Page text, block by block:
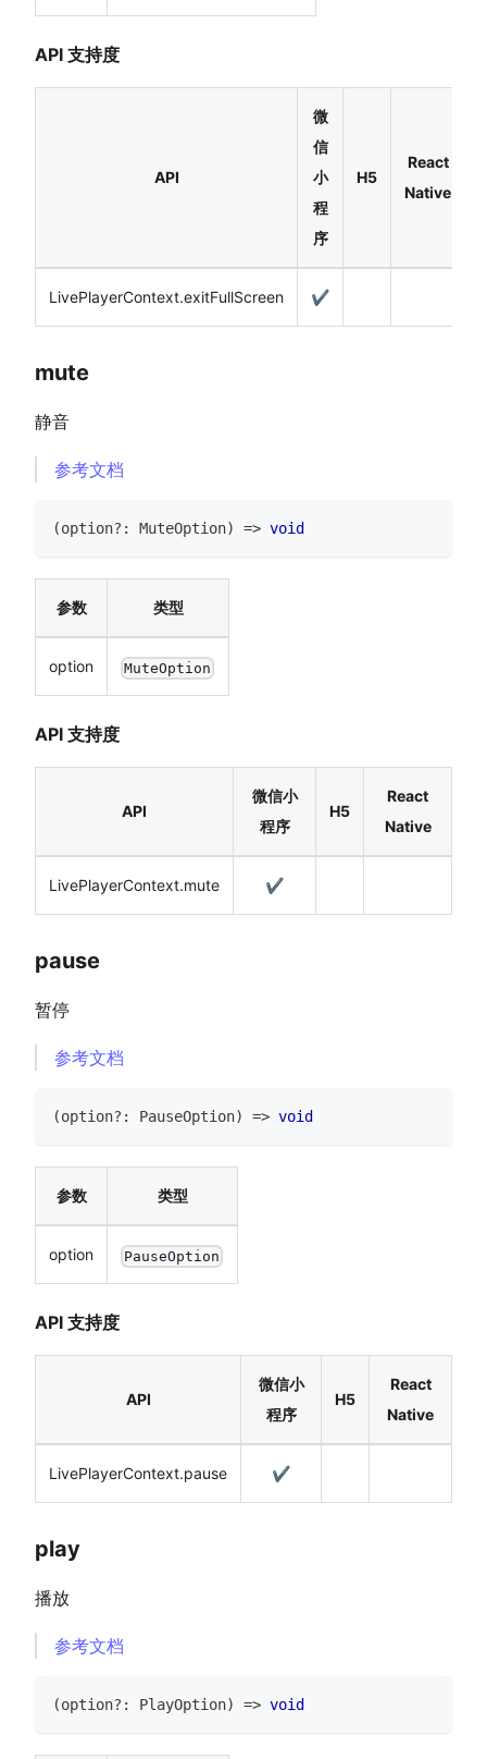
API 支持度
API
微
信
小
程
序
H5
React
Native
LivePlayerContext.exitFullScreen ✔️
mute
静音
参考文档
(option? : MuteOption) => void
参数 类型
option MuteOption
API 支持度
API
微信小
程序
H5
React
Native
LivePlayerContext.mute ✔️
pause
暂停
参考文档
(option? : PauseOption) => void
参数 类型
option PauseOption
API 支持度
API
微信小
程序
H5
React
Native
LivePlayerContext.pause ✔️
play
播放
参考文档
(option? : PlayOption) => void